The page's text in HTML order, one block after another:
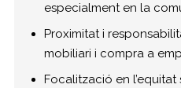
especialment en la
Proximitat i
mobiliari i compra a
Focalització en